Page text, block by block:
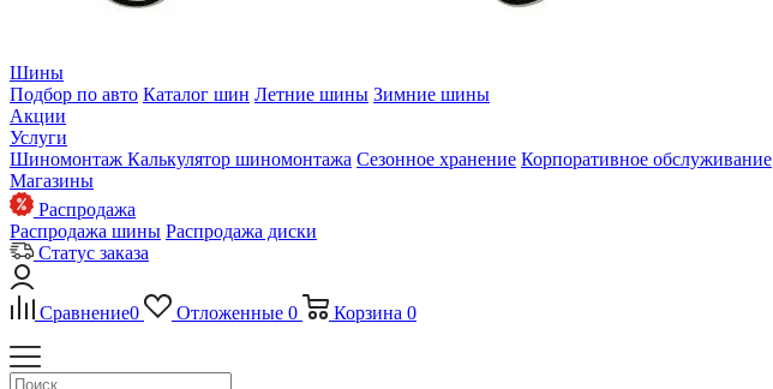
Шины
Подбор по авто Каталог шин Летние шины Зимние шины
Акции
Услуги
Шиномонтаж Калькулятор шиномонтажа Сезонное хранение Корпоративное обслуживание
Магазины
Распродажа
Распродажа шины Распродажа диски
Статус заказа
Сравнение0 Отложенные 0 Корзина 0